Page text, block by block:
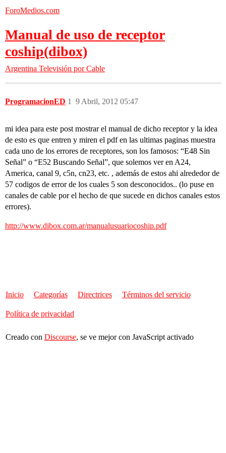
ForoMedios.com
Manual de uso de receptor
coship(dibox)
Argentina Televisión por Cable
ProgramacionED 9 Abril, 2012 05:47
1
mi idea para este post mostrar el manual de dicho receptor y la idea
de esto es que entren y miren el pdf en las ultimas paginas muestra
cada uno de los errores de receptores, son los famosos: “E48 Sin
Señal” o “E52 Buscando Señal”, que solemos ver en A24,
America, canal 9, c5n, cn23, etc. , además de estos ahi alrededor de
57 codigos de error de los cuales 5 son desconocidos.. (lo puse en
canales de cable por el hecho de que sucede en dichos canales estos
errores).
http://www.dibox.com.ar/manualusuariocoship.pdf
Inicio Categorías Directrices Términos del servicio
Política de privacidad
Creado con Discourse, se ve mejor con JavaScript activado